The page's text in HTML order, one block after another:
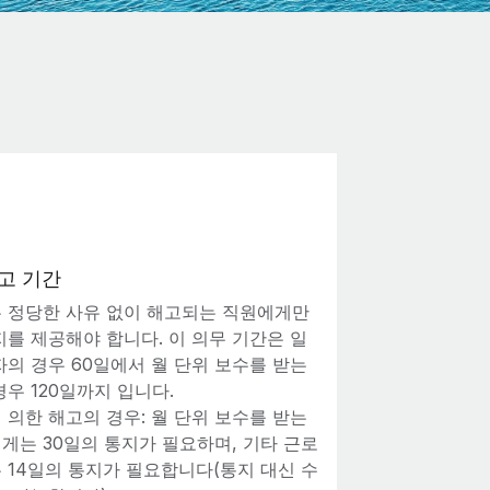
기간
정당한 사유 없이 해고되는 직원에게만
를 제공해야 합니다. 이 의무 기간은 일
의 경우 60일에서 월 단위 보수를 받는
우 120일까지 입니다.
의한 해고의 경우: 월 단위 보수를 받는
는 30일의 통지가 필요하며, 기타 근로
14일의 통지가 필요합니다(통지 대신 수